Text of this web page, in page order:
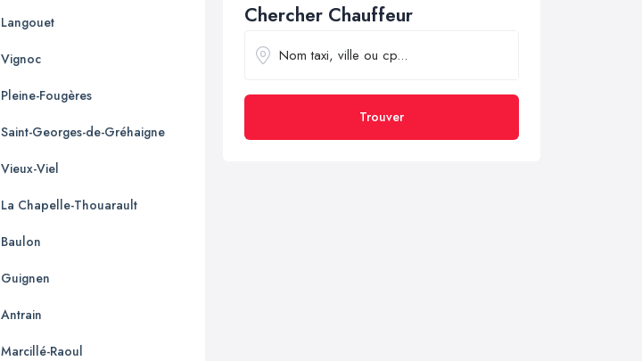
Langouet
Vignoc
Pleine-Fougères
Saint-Georges-de-Gréhaigne
Vieux-Viel
La Chapelle-Thouarault
Baulon
Guignen
Antrain
Marcillé-Raoul
Chercher Chauffeur
Trouver